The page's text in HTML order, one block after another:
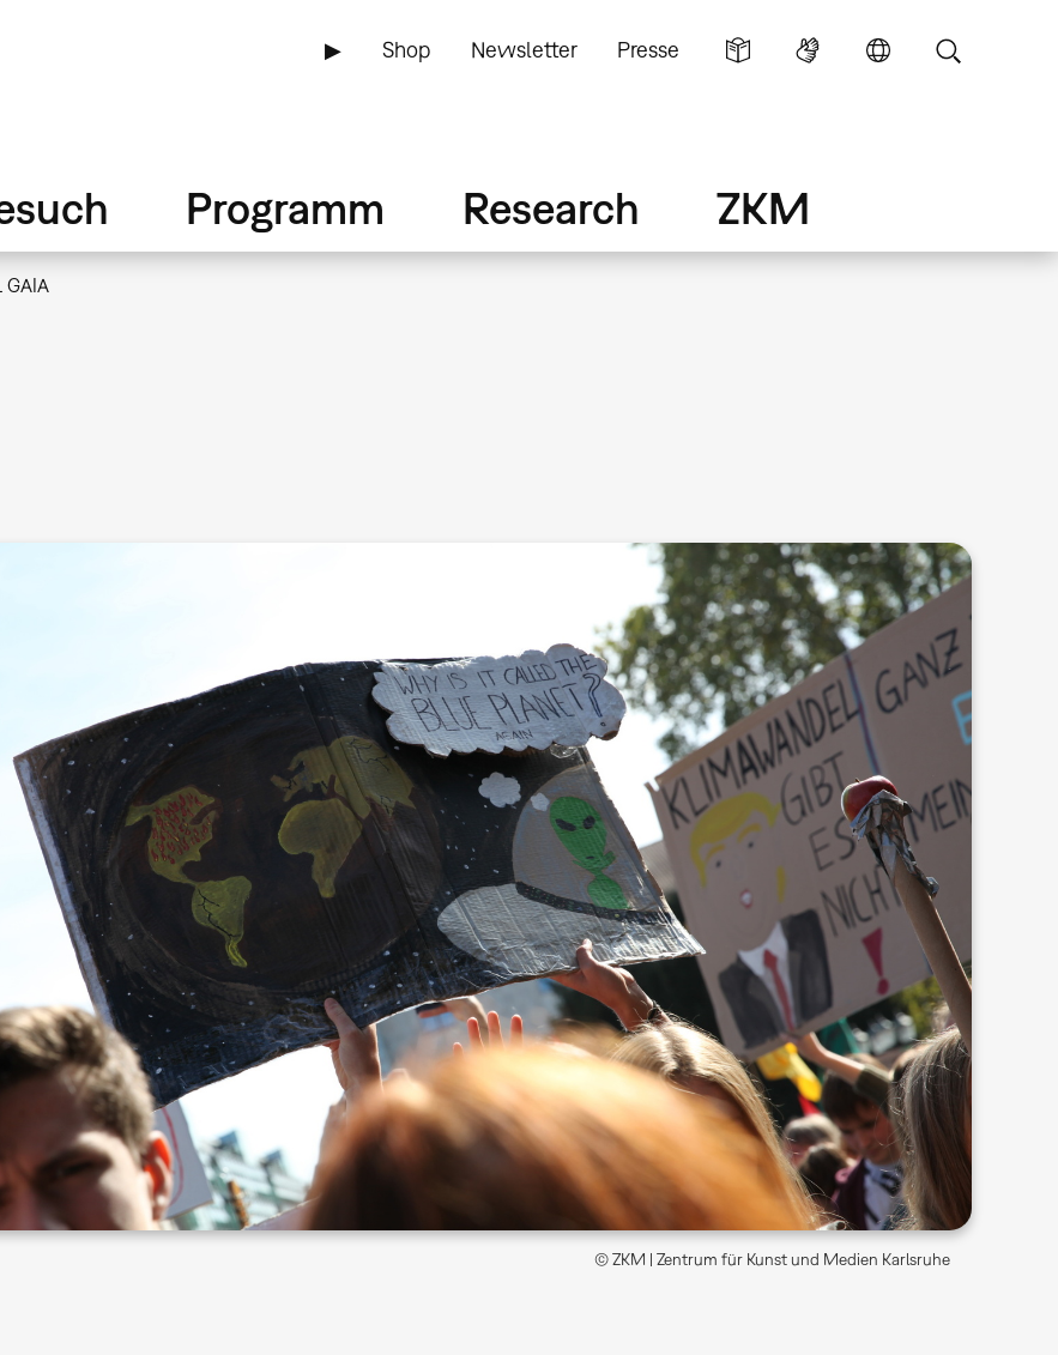
▶ Shop Newsletter Presse
Programm Research ZKM
GAIA
© ZKM | Zentrum für Kunst und Medien Karlsruhe